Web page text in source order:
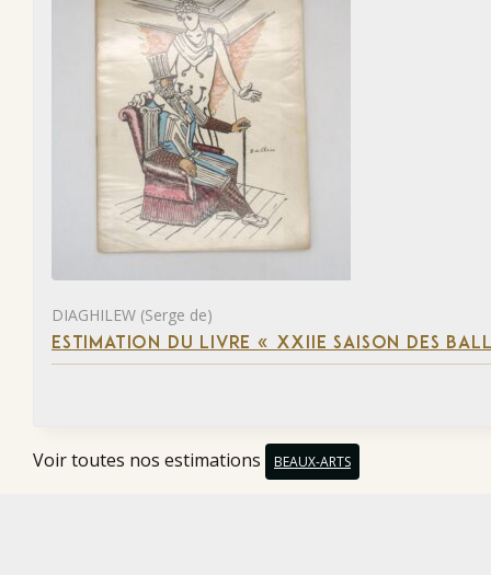
DIAGHILEW (Serge de)
ESTIMATION DU LIVRE « XXIIE SAISON DES
Voir toutes nos estimations BEAUX-ARTS